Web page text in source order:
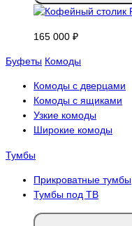
165 000 ₽
Буфеты Комоды
Комоды с дверцами
Комоды с ящиками
Узкие комоды
Широкие комоды
Тумбы
Прикроватные тумбы
Тумбы под ТВ